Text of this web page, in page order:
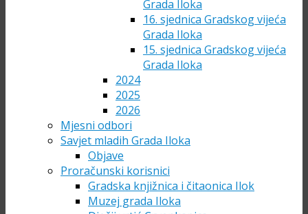
Grada Iloka
16. sjednica Gradskog vijeća
Grada Iloka
15. sjednica Gradskog vijeća
Grada Iloka
2024
2025
2026
Mjesni odbori
Savjet mladih Grada Iloka
Objave
Proračunski korisnici
Gradska knjižnica i čitaonica Ilok
Muzej grada Iloka